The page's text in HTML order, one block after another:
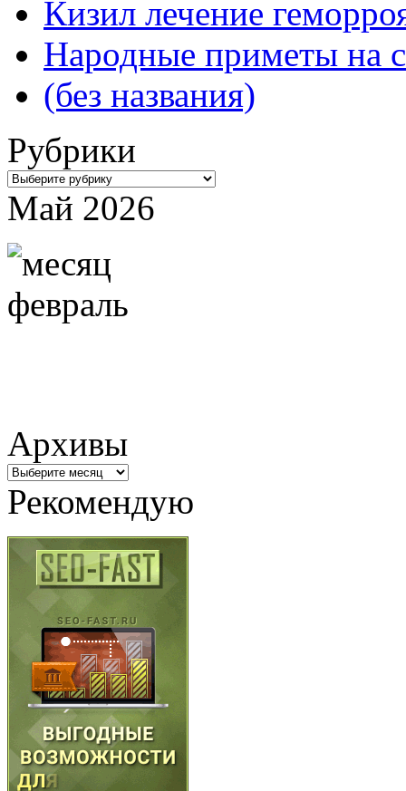
Кизил лечение
Народные приметы на
(без названия)
Рубрики
Рубрики
Май 2026
Архивы
Архивы
Рекомендую